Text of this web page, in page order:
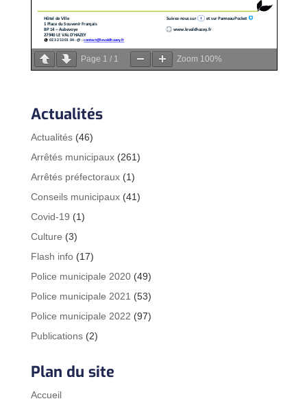
Page 1 / 1 Zoom 100%
Actualités
Actualités(46)
Arrêtés municipaux(261)
Arrêtés préfectoraux(1)
Conseils municipaux(41)
Covid-19 (1)
Culture (3)
Flash info(17)
Police municipale 2020(49)
Police municipale 2021 (53)
Police municipale 2022 (97)
Publications(2)
Plan du site
Accueil